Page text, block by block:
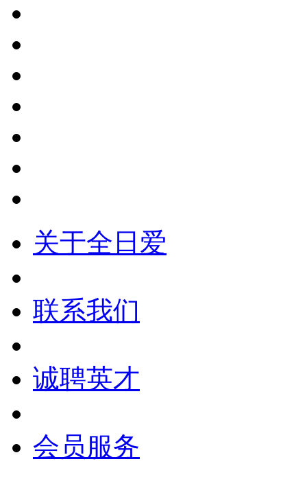
关于全日爱
联系我们
诚聘英才
会员服务